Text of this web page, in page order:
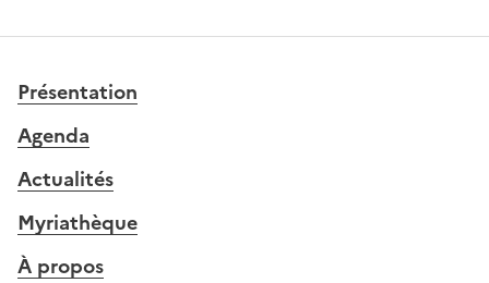
Présentation
Agenda
Actualités
Myriathèque
À propos